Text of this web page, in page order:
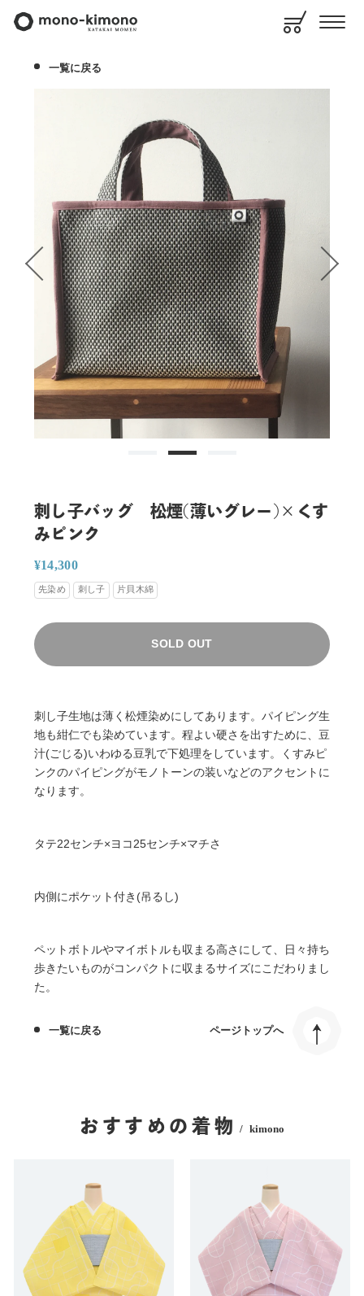
一覧に戻る
刺し子バッグ 松煙(薄いグレー)×くす
みピンク
通
常
価
¥14,300
売
価
先染め 刺し子 片貝木綿
SOLD OUT
刺し子生地は薄く松煙染めにしてあります。パイピング生
地も紺仁でも染めています。程よい硬さを出すために、豆
汁(ごじる)いわゆる豆乳で下処理をしています。くすみピ
ンクのパイピングがモノトーンの装いなどのアクセントに
なります。
タテ22センチ×ヨコ25センチ×マチさ
内側にポケット付き(吊るし)
ペットボトルやマイボトルも収まる高さにして、日々持ち
歩きたいものがコンパクトに収まるサイズにこだわりまし
た。
一覧に戻る ページトップへ
おすすめの着物 kimono